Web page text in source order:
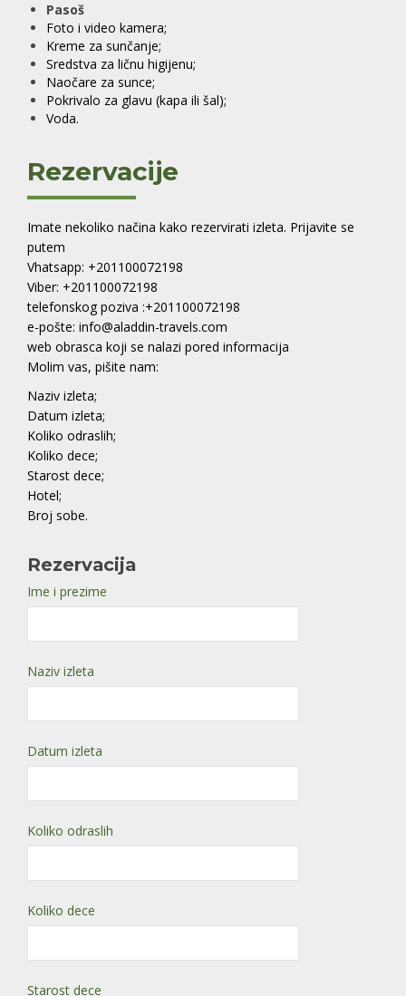
Pasoš
Foto i video kamera;
Kreme za sunčanje;
Sredstva za ličnu higijenu;
Naočare za sunce;
Pokrivalo za glavu (kapa ili šal);
Voda.
Rezervacije
Imate nekoliko načina kako rezervirati izleta. Prijavite se
putem
Vhatsapp: +201100072198
Viber: +201100072198
telefonskog poziva :+201100072198
e-pošte: info@aladdin-travels.com
web obrasca koji se nalazi pored informacija
Molim vas, pišite nam:
Naziv izleta;
Datum izleta;
Koliko odraslih;
Koliko dece;
Starost dece;
Hotel;
Broj sobe.
Rezervacija
Ime i prezime
Naziv izleta
Datum izleta
Koliko odraslih
Koliko dece
Starost dece